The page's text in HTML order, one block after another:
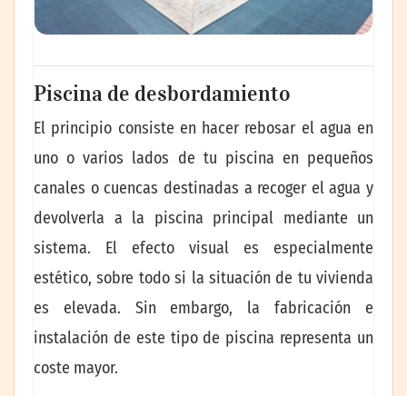
Piscina de desbordamiento
El principio consiste en hacer rebosar el agua en
uno o varios lados de tu piscina en pequeños
canales o cuencas destinadas a recoger el agua y
devolverla a la piscina principal mediante un
sistema. El efecto visual es especialmente
estético, sobre todo si la situación de tu vivienda
es elevada. Sin embargo, la fabricación e
instalación de este tipo de piscina representa un
coste mayor.